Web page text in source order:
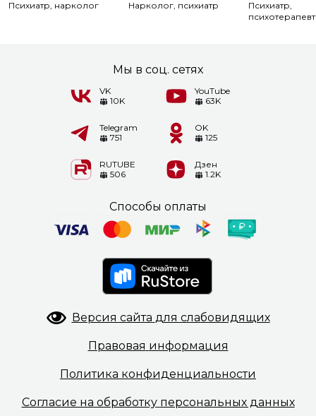
Психиатр, нарколог Нарколог, психиатр
Психиатр,
психотерапевт
Мы в соц. сетях
VK
10K
YouTube
63K
Telegram
751
OK
125
RUTUBE
506
Дзен
1.2K
Способы оплаты
Версия сайта для слабовидящих
Правовая информация
Политика конфиденциальности
Согласие на обработку персональных данных